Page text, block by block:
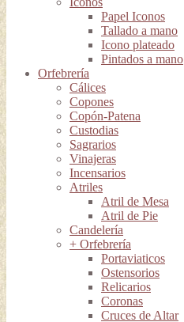
Papel Iconos
Tallado a mano
Icono plateado
Pintados a mano
Orfebrería
Cálices
Copones
Copón-Patena
Custodias
Sagrarios
Vinajeras
Incensarios
Atriles
Atril de Mesa
Atril de Pie
Candelería
+ Orfebrería
Portaviaticos
Ostensorios
Relicarios
Coronas
Cruces de Altar